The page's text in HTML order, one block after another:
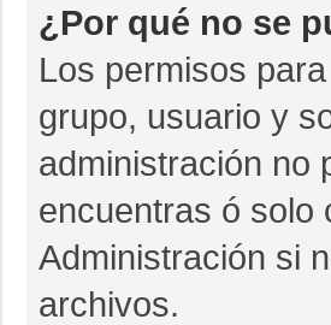
¿Por qué no se
Los permisos
grupo, usuario y
administración no
encuentras ó solo
Administración si
archivos.